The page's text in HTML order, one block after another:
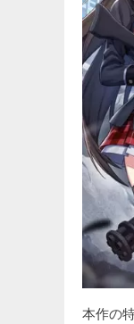
本作の